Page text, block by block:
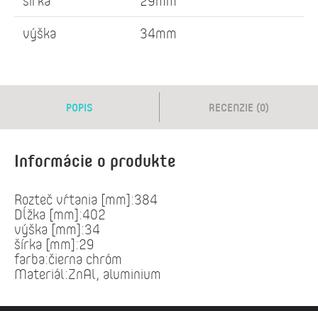
výška
34mm
POPIS RECENZIE (0)
Informácie o produkte
Rozteč vŕtania [mm]:384
Dĺžka [mm]:402
výška [mm]:34
šírka [mm]:29
farba:čierna chróm
Materiál:ZnAl, aluminium